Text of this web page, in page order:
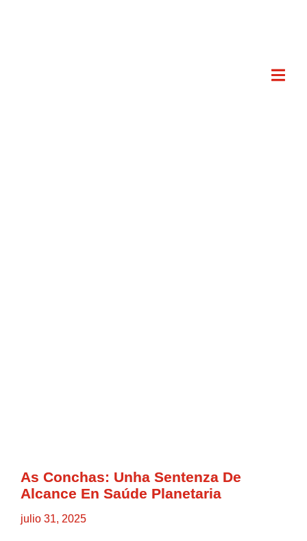
As Conchas: Unha Sentenza De
Alcance En Saúde Planetaria
julio 31, 2025